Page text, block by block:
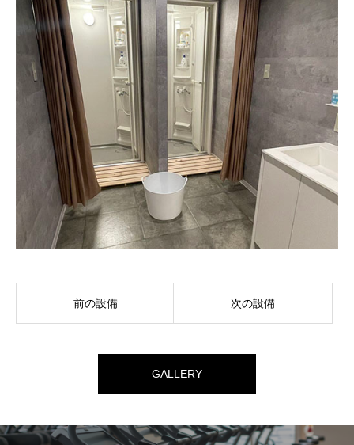
前の設備 次の設備
GALLERY